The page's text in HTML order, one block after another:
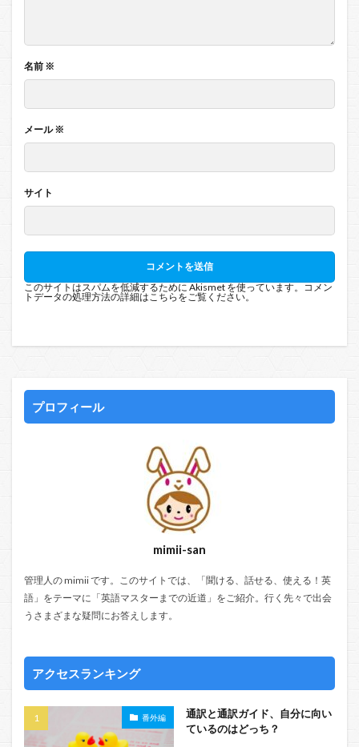
名前 ※
メール※
サイト
このサイトはスパムを低減するために Akismet を使っています。 コメン
トデータの処理方法の詳細はこちらをご覧ください。
プロフィール
mimii-san
管理人の mimii です。このサイトでは、「聞ける、話せる、使える！英
語」をテーマに「英語マスターまでの近道」をご紹介。行く先々で出会
うさまざまな疑問にお答えします。
アクセスランキング
番外編
通訳と通訳ガイド、自分に向い
ているのはどっち？